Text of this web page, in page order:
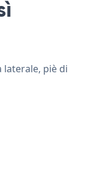
laterale, piè di